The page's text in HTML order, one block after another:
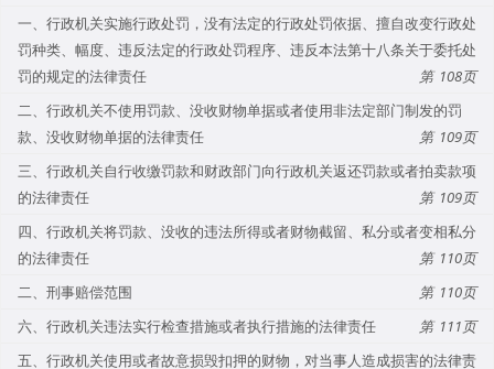
一、行政机关实施行政处罚，没有法定的行政处罚依据、擅自改变行政处
罚种类、幅度、违反法定的行政处罚程序、违反本法第十八条关于委托处
罚的规定的法律责任
108
二、行政机关不使用罚款、没收财物单据或者使用非法定部门制发的罚
款、没收财物单据的法律责任
109
三、行政机关自行收缴罚款和财政部门向行政机关返还罚款或者拍卖款项
的法律责任
109
四、行政机关将罚款、没收的违法所得或者财物截留、私分或者变相私分
的法律责任
110
二、刑事赔偿范围
110
六、行政机关违法实行检查措施或者执行措施的法律责任
111
五、行政机关使用或者故意损毁扣押的财物，对当事人造成损害的法律责